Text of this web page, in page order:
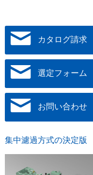
カタログ請求
選定フォーム
お問い合わせ
集中濾過方式の決定版